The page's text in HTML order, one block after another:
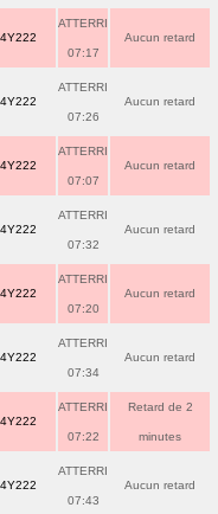
4Y222
ATTERRI
07:17
Aucun retard
4Y222
ATTERRI
07:26
Aucun retard
4Y222
ATTERRI
07:07
Aucun retard
4Y222
ATTERRI
07:32
Aucun retard
4Y222
ATTERRI
07:20
Aucun retard
4Y222
ATTERRI
07:34
Aucun retard
4Y222
ATTERRI
07:22
Retard de 2
minutes
4Y222
ATTERRI
07:43
Aucun retard